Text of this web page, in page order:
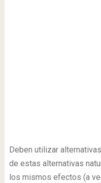
Deben utilizar
de estas alternativas
los mismos efectos (a